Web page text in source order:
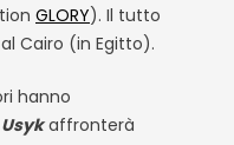
GLORY). Il tutto
Cairo (in Egitto).
hanno
Usykaffronterà